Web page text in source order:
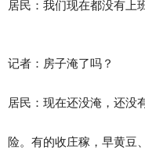
居民：我们现在都没有上
记者：房子淹了吗？
居民：现在还没淹，还没
险。有的收庄稼，早黄豆